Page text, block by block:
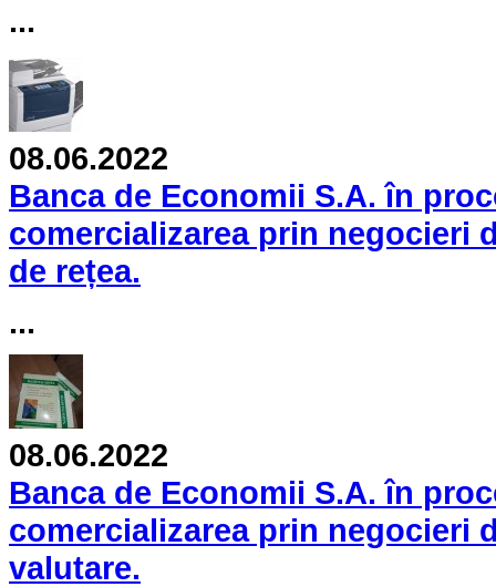
...
08.06.2022
Banca de Economii S.A. în
comercializarea prin negocieri
de rețea.
...
08.06.2022
Banca de Economii S.A. în
comercializarea prin negocieri
valutare.